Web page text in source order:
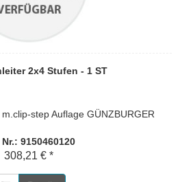
2x4 Stufen - 1 ST
step Auflage GÜNZBURGER
9150460120
308,21 € *